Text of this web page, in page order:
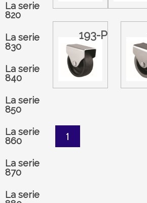
La serie
820
La serie
830
La serie
840
La serie
850
La serie
860
La serie
870
La serie
193-P
1